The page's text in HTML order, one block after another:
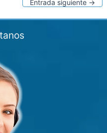
Entrada siguiente →